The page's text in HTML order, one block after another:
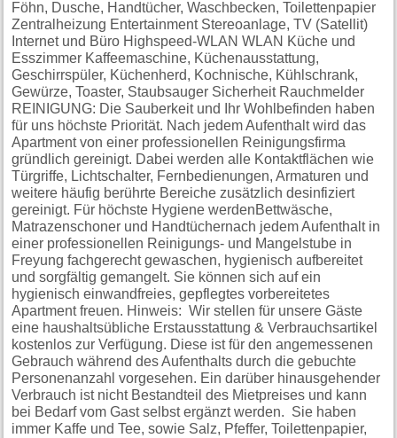
Föhn, Dusche, Handtücher, Waschbecken, Toilettenpapier
Zentralheizung Entertainment Stereoanlage, TV (Satellit)
Internet und Büro Highspeed-WLAN WLAN Küche und
Esszimmer Kaffeemaschine, Küchenausstattung,
Geschirrspüler, Küchenherd, Kochnische, Kühlschrank,
Gewürze, Toaster, Staubsauger Sicherheit Rauchmelder
REINIGUNG: Die Sauberkeit und Ihr Wohlbefinden haben
für uns höchste Priorität. Nach jedem Aufenthalt wird das
Apartment von einer professionellen Reinigungsfirma
gründlich gereinigt. Dabei werden alle Kontaktflächen wie
Türgriffe, Lichtschalter, Fernbedienungen, Armaturen und
weitere häufig berührte Bereiche zusätzlich desinfiziert
gereinigt. Für höchste Hygiene werdenBettwäsche,
Matrazenschoner und Handtüchernach jedem Aufenthalt in
einer professionellen Reinigungs- und Mangelstube in
Freyung fachgerecht gewaschen, hygienisch aufbereitet
und sorgfältig gemangelt. Sie können sich auf ein
hygienisch einwandfreies, gepflegtes vorbereitetes
Apartment freuen. Hinweis: Wir stellen für unsere Gäste
eine haushaltsübliche Erstausstattung & Verbrauchsartikel
kostenlos zur Verfügung. Diese ist für den angemessenen
Gebrauch während des Aufenthalts durch die gebuchte
Personenanzahl vorgesehen. Ein darüber hinausgehender
Verbrauch ist nicht Bestandteil des Mietpreises und kann
bei Bedarf vom Gast selbst ergänzt werden. Sie haben
immer Kaffe und Tee, sowie Salz, Pfeffer, Toilettenpapier,